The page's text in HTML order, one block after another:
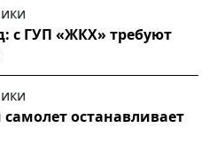
с ГУП «ЖКХ» требуют
останавливает